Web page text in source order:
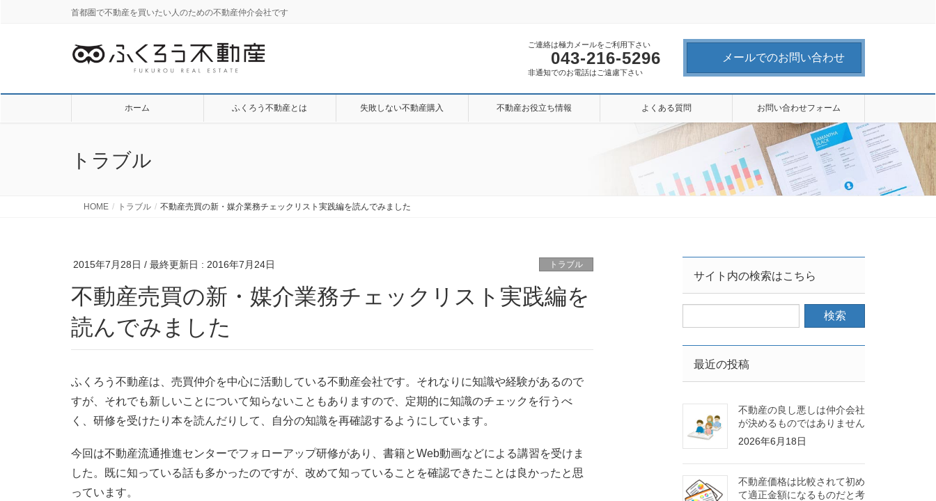
首都圏で不動産を買いたい人のための不動産仲介会社です
ご連絡は極力メールをご利用下さい
043-216-5296
非通知でのお電話はご遠慮下さい
メールでのお問い合わせ
ホーム ふくろう不動産とは 失敗しない不動産購入 不動産お役立ち情報 よくある質問 お問い合わせフォーム
トラブル
HOME トラブル 不動産売買の新・媒介業務チェックリスト実践編を読んでみました
2015年7月28日 / 最終更新日 : 2016年7月24日 トラブル
不動産売買の新・媒介業務チェックリスト実践編を
読んでみました
ふくろう不動産は、売買仲介を中心に活動している不動産会社です。それなりに知識や経験があるので
すが、それでも新しいことについて知らないこともありますので、定期的に知識のチェックを行うべ
く、研修を受けたり本を読んだりして、自分の知識を再確認するようにしています。
今回は不動産流通推進センターでフォローアップ研修があり、書籍とWeb動画などによる講習を受けま
した。既に知っている話も多かったのですが、改めて知っていることを確認できたことは良かったと思
っています。
サイト内の検索はこちら
最近の投稿
不動産の良し悪しは仲介会社
が決めるものではありません
2026年6月18日
不動産価格は比較されて初め
て適正金額になるものだと考